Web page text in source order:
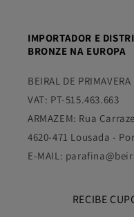
IMPORTADOR E
BRONZE NA EUROPA
BEIRAL DE PRIMAVERA
VAT: PT-515.463.663
ARMAZEM: Rua
4620-471 Lousada -
E-MAIL:
RECIBE